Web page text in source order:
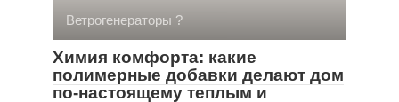
Ветрогенераторы ?
Химия комфорта: какие
полимерные добавки делают дом
по-настоящему теплым и